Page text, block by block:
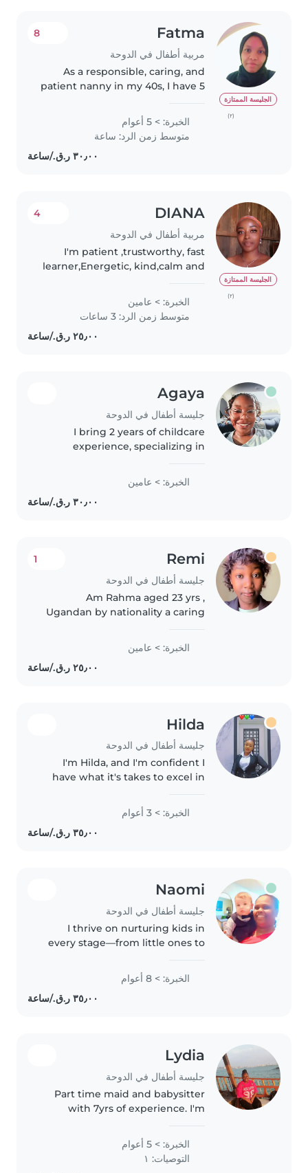
الجليسة الممتازة
(٢)
Fatma
مربية أطفال في الدوحة
8
As a responsible, caring, and
patient nanny in my 40s, I have 5
with toddlers, preschoolers, and
grade-schoolers. I'm fluent in
both Arabic and English,..
الخبرة: > 5 أعوام
متوسط زمن الرد: ساعة
الجليسة الممتازة
(٢)
DIANA
مربية أطفال في الدوحة
4
I'm patient ,trustworthy, fast
learner,Energetic, kind,calm and
and have a daughter. I am ready
to provide babysitting at the
families house. I was..
الخبرة: > عامين
متوسط زمن الرد: 3 ساعات
Agaya
جليسة أطفال في الدوحة
I bring 2 years of childcare
experience, specializing in
training and support for children
with autism. Serious about
fostering a warm, creative
الخبرة: > عامين
Remi
جليسة أطفال في الدوحة
1
Am Rahma aged 23 yrs ,
Ugandan by nationality a caring
and attentive to details
concerning kids ensuring they
الخبرة: > عامين
Hilda
جليسة أطفال في الدوحة
I'm Hilda, and I'm confident I
have what it's takes to excel in
discipline, flexible and
trustworth person, who works..
الخبرة: > 3 أعوام
Naomi
جليسة أطفال في الدوحة
I thrive on nurturing kids in
every stage—from little ones to
childcare experience and a heart
full of patience, my toolkit
includes drawing, games,..
الخبرة: > 8 أعوام
Lydia
جليسة أطفال في الدوحة
Part time maid and babysitter
with 7yrs of experience. I'm
working with children of all
ages. I enjoy drawing, reading,
playing music, and games with
الخبرة: > 5 أعوام
التوصيات: ١